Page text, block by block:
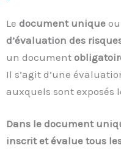
Le document unique ou
d’évaluation des
un document
Il s’agit d’une
auxquels sont exposés
Dans le document
inscrit et évalue tous